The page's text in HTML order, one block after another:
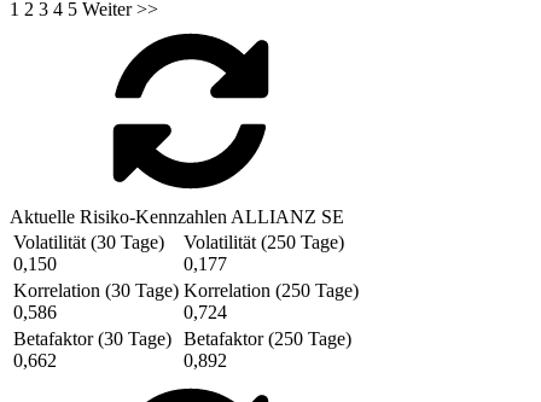
1 2 3 4 5 Weiter >>
Aktuelle Risiko-Kennzahlen ALLIANZ SE
Volatilität (30 Tage)
0,150
Volatilität (250 Tage)
0,177
Korrelation (30 Tage)
0,586
Korrelation (250 Tage)
0,724
Betafaktor (30 Tage)
0,662
Betafaktor (250 Tage)
0,892